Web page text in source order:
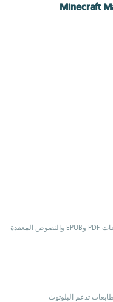
Minecraft
تدعم البلوتوث